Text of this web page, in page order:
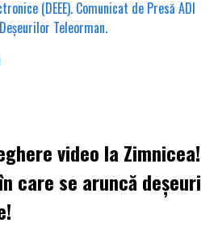
(DEEE). Comunicat de Presă ADI
Teleorman.
video la Zimnicea!
care se aruncă deșeuri